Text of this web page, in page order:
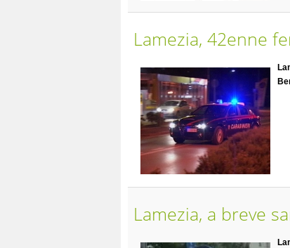
Lamezia, 42enne
Lamezia, a breve